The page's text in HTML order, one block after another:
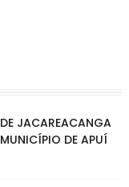
JACAREACANGA
DE APUÍ